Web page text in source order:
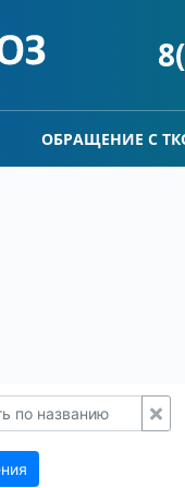
ОБРАЩЕНИЕ С